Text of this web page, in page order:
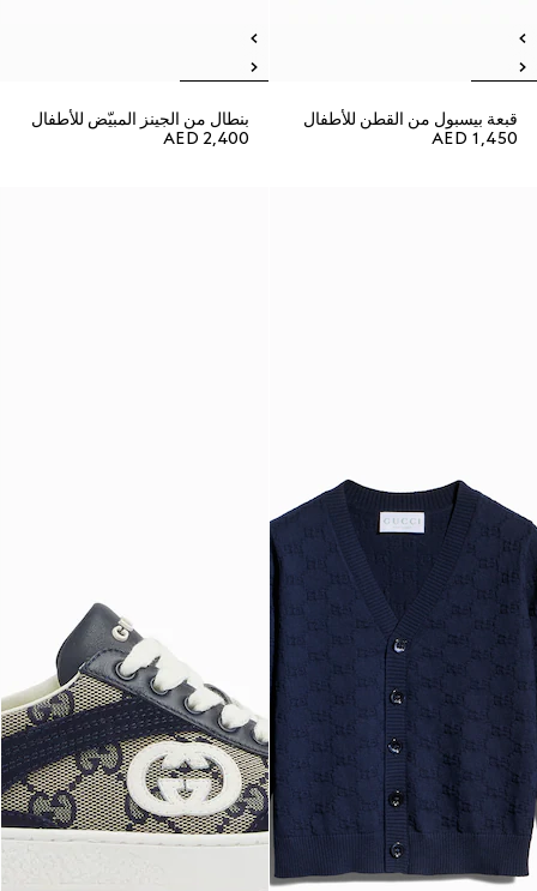
قبعة بيسبول من القطن للأطفال
AED 1,450
بنطال من الجينز المبيّض للأطفال
AED 2,400